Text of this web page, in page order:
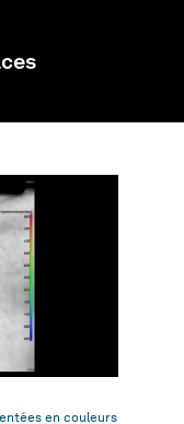
en couleurs